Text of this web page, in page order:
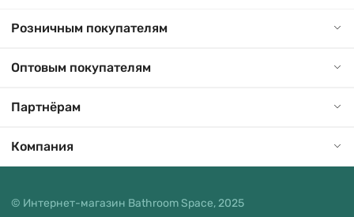
Розничным покупателям
Оптовым покупателям
Партнёрам
Компания
© Интернет-магазин Bathroom Space, 2025